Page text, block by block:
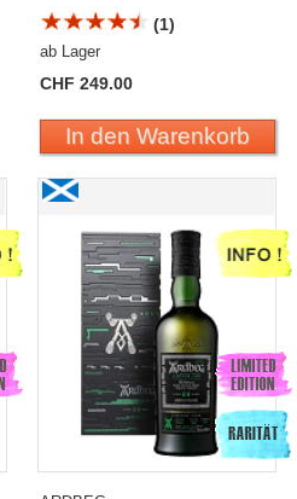
(1)
ab Lager
CHF 249.00
In den Warenkorb